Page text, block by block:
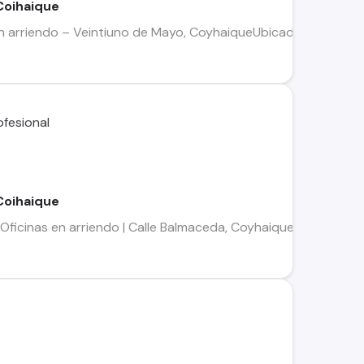
– Veintiuno de Mayo, CoyhaiqueUbicadas a solo
en arriendo | Calle Balmaceda,